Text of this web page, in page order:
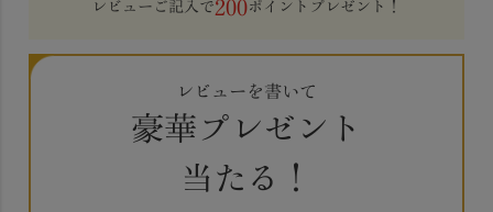
レビューご記入で200ポイントプレゼント！
レビューを書いて
豪華プレゼント
当たる！